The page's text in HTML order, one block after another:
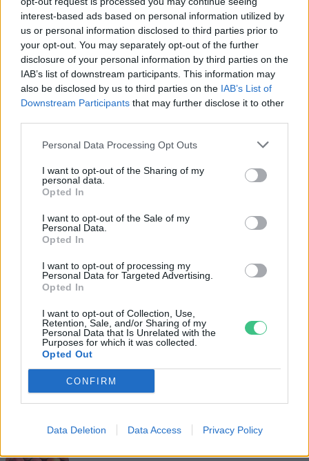
interest-based ads based on personal information utilized by
us or personal information disclosed to third parties prior to
your opt-out. You may separately opt-out of the further
disclosure of your personal information by third parties on the
IAB’s list of downstream participants. This information may
also be disclosed by us to third parties on the IAB’s List of
Downstream Participants that may further disclose it to other
Personal Data Processing Opt Outs
I want to opt-out of the Sharing of my
personal data.
Opted In
I want to opt-out of the Sale of my
Personal Data.
Opted In
I want to opt-out of processing my
Personal Data for Targeted Advertising.
Opted In
I want to opt-out of Collection, Use,
Retention, Sale, and/or Sharing of my
Personal Data that Is Unrelated with the
Purposes for which it was collected.
Opted Out
CONFIRM
Data Deletion Data Access Privacy Policy
A vitorlavirág ideális szobanövény, hiszen kiválóan tűri a meleget
és a fényszegény környezetet.
Születésnapi programokkal várja a
hétvégén a közönséget a 160 éves
Fővárosi Állatkert